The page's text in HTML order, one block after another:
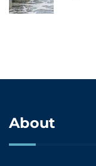
About